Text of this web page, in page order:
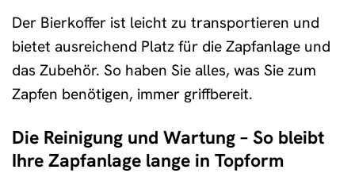
Der Bierkoffer ist leicht zu transportieren und
bietet ausreichend Platz für die Zapfanlage und
das Zubehör. So haben Sie alles, was Sie zum
Zapfen benötigen, immer griffbereit.
Die Reinigung und Wartung – So bleibt
Ihre Zapfanlage lange in Topform